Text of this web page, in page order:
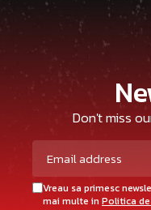
Don't miss
Vreau sa primesc
mai multe in Politica